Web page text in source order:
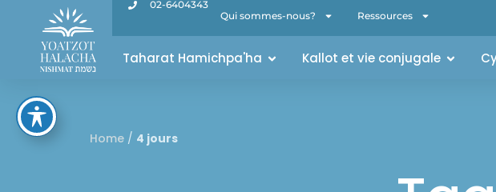
02-6404343
Qui sommes-nous?
Ressources
Taharat Hamichpa'ha Kallot et vie conjugale
Home / 4 jours